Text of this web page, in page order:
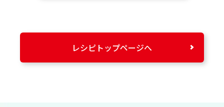
レシピトップページへ